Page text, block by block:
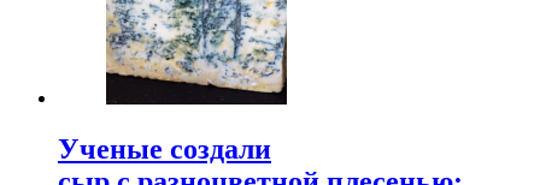
Ученые создали